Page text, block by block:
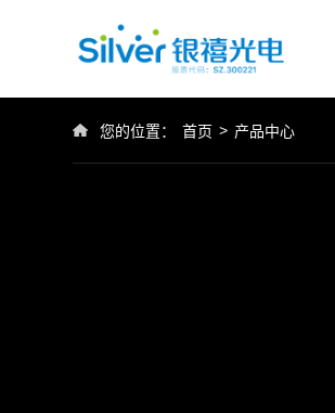
您的位置： 首页 > 产品中心